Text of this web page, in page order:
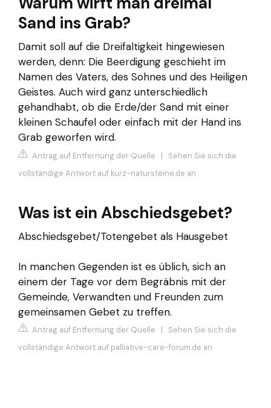
Sand ins Grab?
Damit soll auf die Dreifaltigkeit hingewiesen
werden, denn: Die Beerdigung geschieht im
Namen des Vaters, des Sohnes und des Heiligen
Geistes. Auch wird ganz unterschiedlich
gehandhabt, ob die Erde/der Sand mit einer
kleinen Schaufel oder einfach mit der Hand ins
Grab geworfen wird.
Antrag auf Entfernung der Quelle | Sehen Sie sich die
vollständige Antwort auf kurz-natursteine.de an
Was ist ein Abschiedsgebet?
Abschiedsgebet/Totengebet als Hausgebet
In manchen Gegenden ist es üblich, sich an
einem der Tage vor dem Begräbnis mit der
Gemeinde, Verwandten und Freunden zum
gemeinsamen Gebet zu treffen.
Antrag auf Entfernung der Quelle | Sehen Sie sich die
vollständige Antwort auf palliative-care-forum.de an